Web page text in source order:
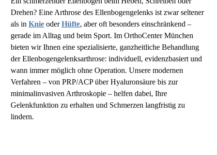
Drehen? Eine Arthrose des Ellenbogengelenks ist zwar seltener
als in Knie oderHüfte, aber oft besonders einschränkend –
gerade im Alltag und beim Sport. Im OrthoCenter München
bieten wir Ihnen eine spezialisierte, ganzheitliche Behandlung
der Ellenbogengelenksarthrose: individuell, evidenzbasiert und
wann immer möglich ohne Operation. Unsere modernen
Verfahren – von PRP/ACP über Hyaluronsäure bis zur
minimalinvasiven Arthroskopie – helfen dabei, Ihre
Gelenkfunktion zu erhalten und Schmerzen langfristig zu
lindern.